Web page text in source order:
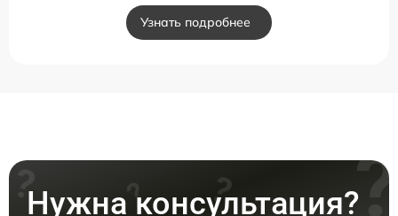
Узнать подробнее
Нужна консультация?